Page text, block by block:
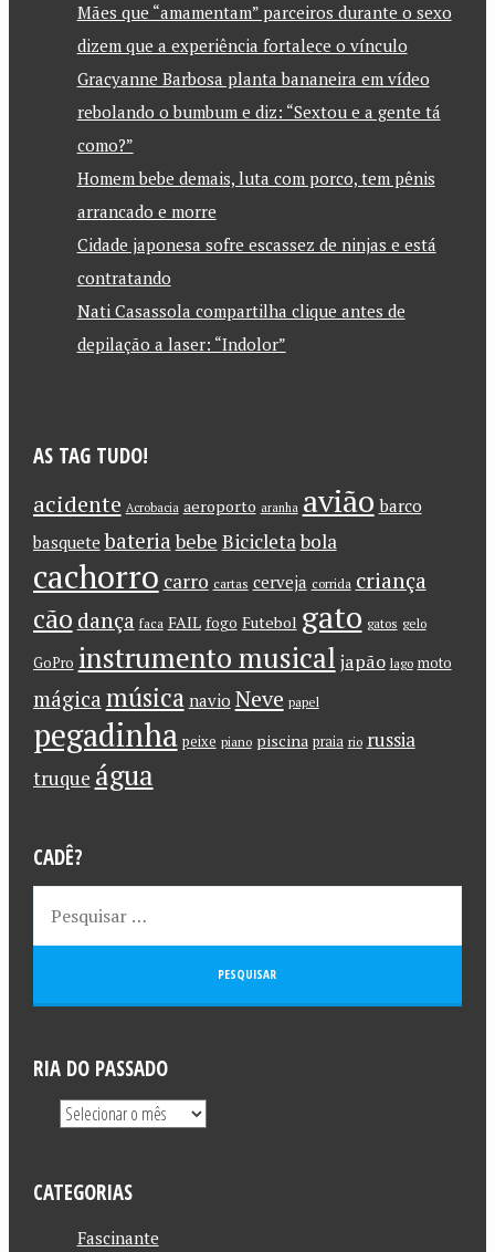
Mães que “amamentam” parceiros durante o sexo
dizem que a experiência fortalece o vínculo
Gracyanne Barbosa planta bananeira em vídeo
rebolando o bumbum e diz: “Sextou e a gente tá
como?”
Homem bebe demais, luta com porco, tem pênis
arrancado e morre
Cidade japonesa sofre escassez de ninjas e está
contratando
Nati Casassola compartilha clique antes de
depilação a laser: “Indolor”
AS TAG TUDO!
acidente Acrobacia aeroporto aranha avião barco
basquete bateriabebe Bicicletabola
cachorro carro cartas cerveja corrida criança
cão dança faca FAIL fogo Futebol gato gatos gelo
GoPro instrumento musical japão lago moto
mágica música navio Neve papel
pegadinha peixe piano piscina praia rio russia
truque água
CADÊ?
RIA DO PASSADO
CATEGORIAS
Fascinante